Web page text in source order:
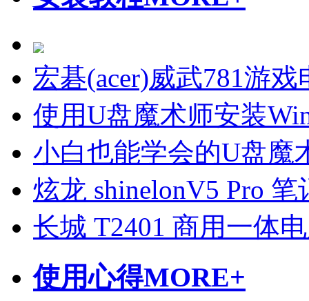
宏碁(acer)威武781游
使用U盘魔术师安装
小白也能学会的U盘魔
炫龙 shinelonV5 Pro
长城 T2401 商用一体
使用心得MORE+